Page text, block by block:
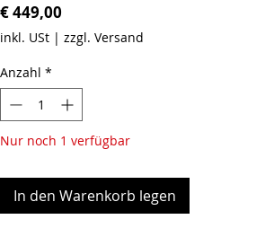
€ 449,00Preis
inkl. USt| zzgl. Versand
Anzahl *
Nur noch 1 verfügbar
In den Warenkorb legen